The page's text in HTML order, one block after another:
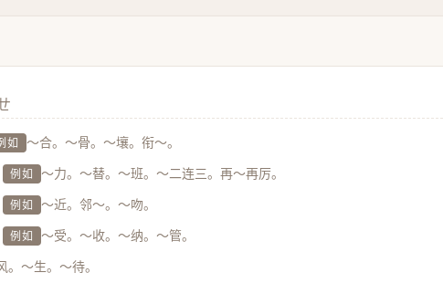
如 ～合。～骨。～壤。衔～。
例如 ～力。～替。～班。～二连三。再～再厉。
例如 ～近。邻～。～吻。
例如 ～受。～收。～纳。～管。
。～生。～待。